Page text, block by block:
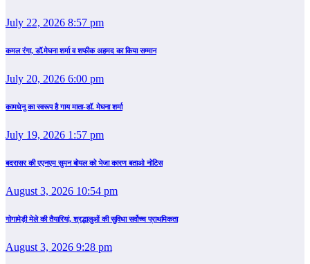
July 22, 2026 8:57 pm
कमल रंगा, डॉ.मेघना शर्मा व शफीक अहमद का किया सम्‍मान
July 20, 2026 6:00 pm
कामधेनु का स्वरूप है गाय माता-डॉ. मेघना शर्मा
July 19, 2026 1:57 pm
बदरासर की एएनएम सुमन बोयल को भेजा कारण बताओ नोटिस
August 3, 2026 10:54 pm
गोगामेड़ी मेले की तैयारियां, श्रद्धालुओं की सुविधा सर्वोच्च प्राथमिकता
August 3, 2026 9:28 pm